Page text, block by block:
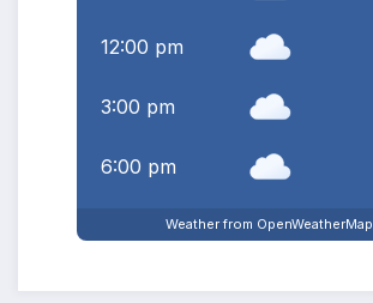
12:00 pm
3:00 pm
6:00 pm
Weather from OpenWeatherMap